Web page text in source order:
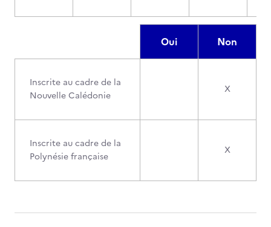
Oui Non
Inscrite au cadre de la
Nouvelle Calédonie
X
Inscrite au cadre de la
Polynésie française
X